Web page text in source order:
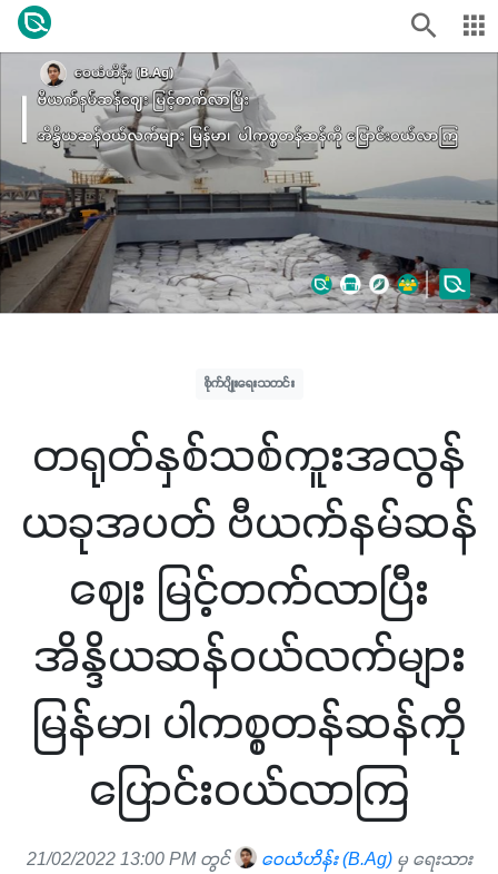
စိုက်ပျိုးရေးသတင်း
တရုတ်နှစ်သစ်ကူးအလွန်
ယခုအပတ် ဗီယက်နမ်ဆန်
ဈေး မြင့်တက်လာပြီး
အိန္ဒိယဆန်ဝယ်လက်များ
မြန်မာ၊ ပါကစ္စတန်ဆန်ကို
ပြောင်းဝယ်လာကြ
21/02/2022 13:00 PM တွင် ဝေယံဟိန်း (B.Ag)မှ ရေးသား